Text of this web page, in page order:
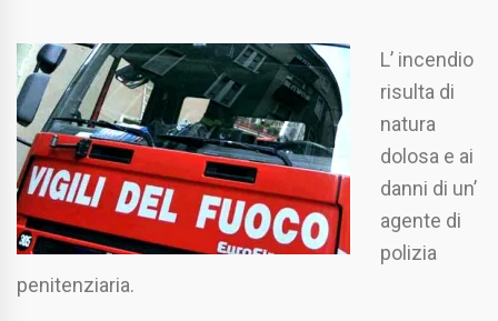
L’ incendio
risulta di
natura
dolosa e ai
danni di un’
agente di
polizia
penitenziaria.